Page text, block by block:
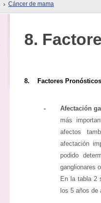
Cáncer de mama
8.
8. Factores Pronósticos
-
Afectación
más
afectos
afectación
podido
ganglionares
En la tabla 2
los 5 años de